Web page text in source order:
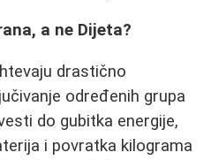
a ne Dijeta?
drastično
određenih grupa
do gubitka energije,
i povratka kilograma